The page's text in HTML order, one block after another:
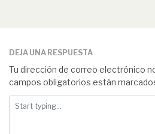
DEJA UNA RESPUESTA
Tu dirección de correo electrónico
campos obligatorios están